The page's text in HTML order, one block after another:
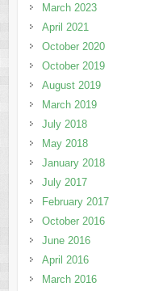
March 2023
April 2021
October 2020
October 2019
August 2019
March 2019
July 2018
May 2018
January 2018
July 2017
February 2017
October 2016
June 2016
April 2016
March 2016